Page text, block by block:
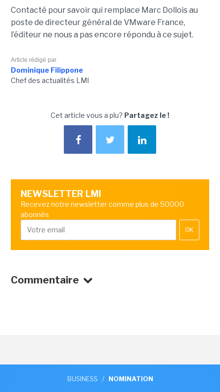
Contacté pour savoir qui remplace Marc Dollois au
poste de directeur général de VMware France,
l’éditeur ne nous a pas encore répondu à ce sujet.
Article rédigé par
Dominique Filippone
Chef des actualités LMI
Cet article vous a plu? Partagez le !
NEWSLETTER LMI
Recevez notre newsletter comme plus de 50000
abonnés
OK
Commentaire
BUSINESS / NOMINATION